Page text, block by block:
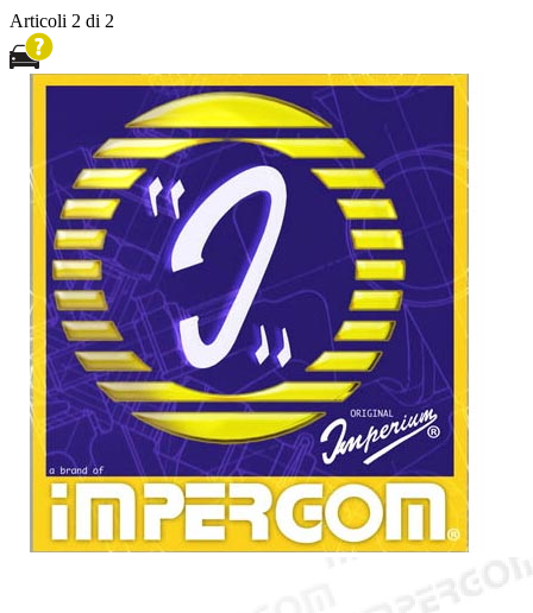
Articoli 2 di 2